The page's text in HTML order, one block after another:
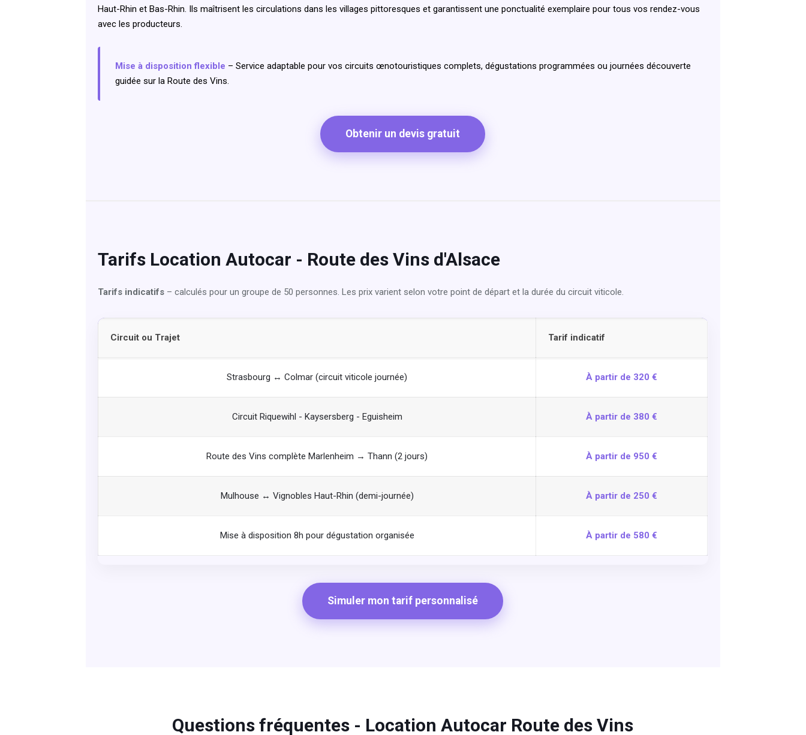
Haut-Rhin et Bas-Rhin. Ils maîtrisent les circulations dans les villages pittoresques et garantissent une ponctualité exemplaire pour tous vos rendez-vous
avec les producteurs.
Mise à disposition flexible – Service adaptable pour vos circuits œnotouristiques complets, dégustations programmées ou journées découverte
guidée sur la Route des Vins.
Obtenir un devis gratuit
Tarifs Location Autocar - Route des Vins d'Alsace
Tarifs indicatifs – calculés pour un groupe de 50 personnes. Les prix varient selon votre point de départ et la durée du circuit viticole.
Circuit ou Trajet Tarif indicatif
Strasbourg ↔ Colmar (circuit viticole journée) À partir de 320 €
Circuit Riquewihl - Kaysersberg - Eguisheim À partir de 380 €
Route des Vins complète Marlenheim → Thann (2 jours) À partir de 950 €
Mulhouse ↔ Vignobles Haut-Rhin (demi-journée) À partir de 250 €
Mise à disposition 8h pour dégustation organisée À partir de 580 €
Simuler mon tarif personnalisé
Questions fréquentes - Location Autocar Route des Vins